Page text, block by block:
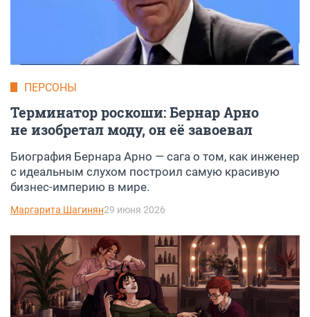
ПЕРСОНЫ
Терминатор роскоши: Бернар Арно
не изобретал моду, он её завоевал
Биография Бернара Арно — сага о том, как инженер
с идеальным слухом построил самую красивую
бизнес-империю в мире.
Маргарита Шагинян29 июня 2026